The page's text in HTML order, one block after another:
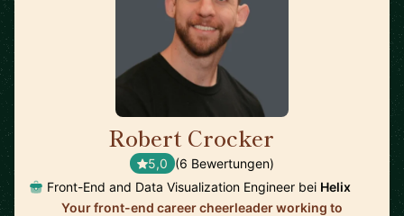
Robert Crocker
5,0 (6 Bewertungen)
Front-End and Data Visualization Engineer bei Helix
Your front-end career cheerleader working to